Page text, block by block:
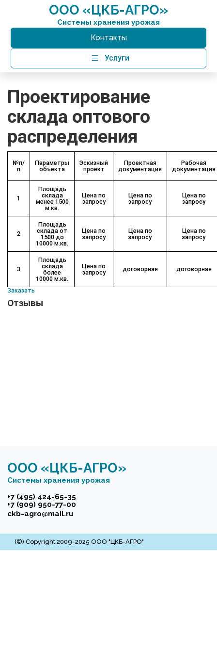
ООО «ЦКБ-АГРО»
Системы хранения урожая
Контакты
Услуги
Проектирование
склада оптового
распределения
№п/
п
Параметры
объекта
Эскизный
проект
Проектная
документация
Рабочая
документация
1
Площадь
склада
менее 1500
м.кв.
Цена по
запросу
Цена по
запросу
Цена по
запросу
2
Площадь
склада от
1500 до
10000 м.кв.
Цена по
запросу
Цена по
запросу
Цена по
запросу
3
Площадь
склада
более
10000 м.кв.
Цена по
запросу
договорная договорная
Заказать
Отзывы
ООО «ЦКБ-АГРО»
Системы хранения урожая
+7 (495) 424-65-35
+7 (909) 950-77-00
сkb-agro@mail.ru
(©) Copyright 2009-2025 ООО "ЦКБ-АГРО"